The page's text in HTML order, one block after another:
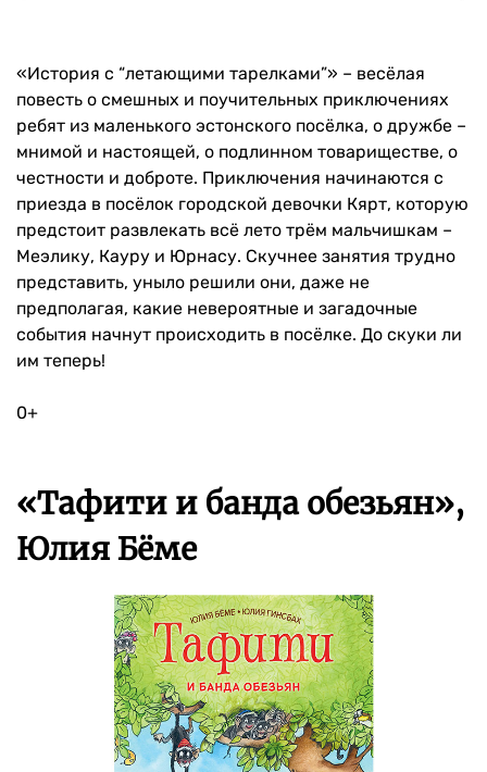
«История с “летающими тарелками”» – весёлая
повесть о смешных и поучительных приключениях
ребят из маленького эстонского посёлка, о дружбе –
мнимой и настоящей, о подлинном товариществе, о
честности и доброте. Приключения начинаются с
приезда в посёлок городской девочки Кярт, которую
предстоит развлекать всё лето трём мальчишкам –
Меэлику, Кауру и Юрнасу. Скучнее занятия трудно
представить, уныло решили они, даже не
предполагая, какие невероятные и загадочные
события начнут происходить в посёлке. До скуки ли
им теперь!
0+
«Тафити и банда обезьян»,
Юлия Бёме